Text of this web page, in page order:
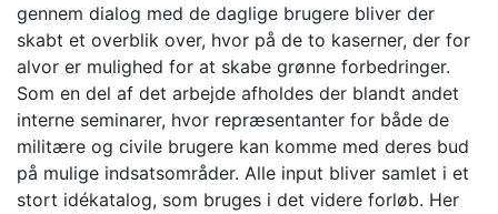
gennem dialog med de daglige brugere bliver der
skabt et overblik over, hvor på de to kaserner, der for
alvor er mulighed for at skabe grønne forbedringer.
Som en del af det arbejde afholdes der blandt andet
interne seminarer, hvor repræsentanter for både de
militære og civile brugere kan komme med deres bud
på mulige indsatsområder. Alle input bliver samlet i et
stort idékatalog, som bruges i det videre forløb. Her